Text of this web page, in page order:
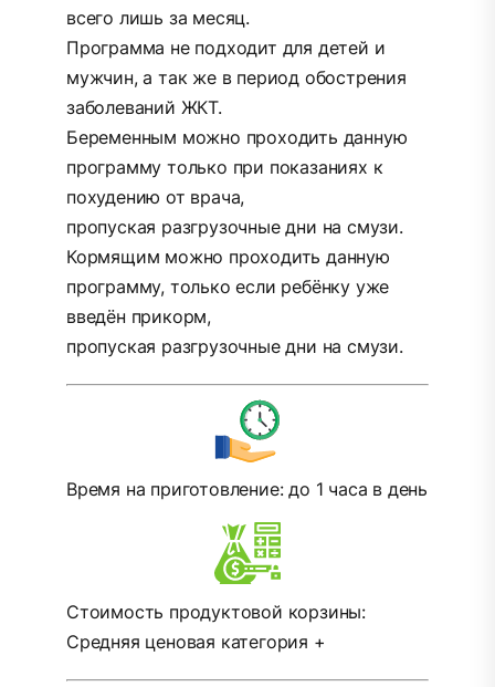
всего лишь за месяц.
Программа не подходит для детей и
мужчин, а так же в период обострения
заболеваний ЖКТ.
Беременным можно проходить данную
программу только при показаниях к
похудению от врача,
пропуская разгрузочные дни на смузи.
Кормящим можно проходить данную
программу, только если ребёнку уже
введён прикорм,
пропуская разгрузочные дни на смузи.
Время на приготовление: до 1 часа в день
Стоимость продуктовой корзины:
Средняя ценовая категория +